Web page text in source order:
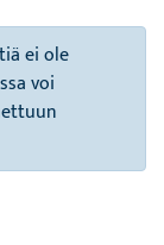
ei ole
voi